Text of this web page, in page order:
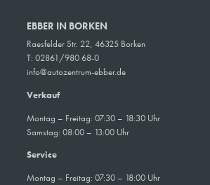
EBBER IN BORKEN
Raesfelder Str. 22, 46325 Borken
T: 02861/980 68-0
info@autozentrum-ebber.de
Verkauf
Montag – Freitag: 07:30 – 18:30 Uhr
Samstag: 08:00 – 13:00 Uhr
Service
Montag – Freitag: 07:30 – 18:00 Uhr